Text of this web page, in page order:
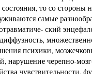
то со стороны
самые
ский
психики,
нарушение черепно-
чувствительности,